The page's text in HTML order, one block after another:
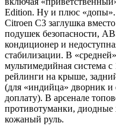
Edition. Ну и плюс «допы».
Citroen C3 заглушка
подушек безопасности,
кондиционер и
стабилизации. В
мультимедийная система
рейлинги на крыше,
(для «индийца» дворник и
доплату). В арсенале
противотуманки, диодные
кожаный руль.